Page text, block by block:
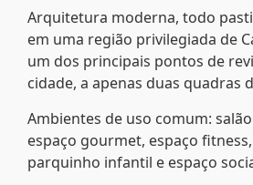
Arquitetura moderna, todo
em uma região privilegiada de
um dos principais pontos de
cidade, a apenas duas quadras
Ambientes de uso comum:
espaço gourmet, espaço
parquinho infantil e espaço